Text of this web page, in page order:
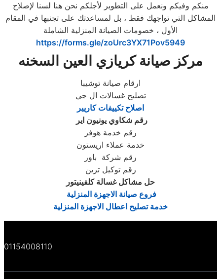
منكم وفيكم ونعمل على التطوير لأجلكم نحن هنا لسنا لإصلاح
المشاكل التي تواجهك فقط ، بل لمساعدتك على تجنبها في المقام
الأول ، خصومات الصيانة المنزلية الشاملة
https://forms.gle/zoUrc3YX71Pov5949
مركز صيانة كريازي العين السخنه
ارقام صيانة توشيبا
تصليح غسالات ال جي
اصلاح تكييفات كاريير
رقم شكاوي يونيون اير
رقم خدمة هوفر
خدمة عملاء اريستون
رقم شركة باور
رقم توكيل ترين
حل مشاكل غسالة كلفينيتور
فروع صيانة الاجهزة المنزلية
خدمة تصليح اعطال الاجهزة المنزلية
01154008110